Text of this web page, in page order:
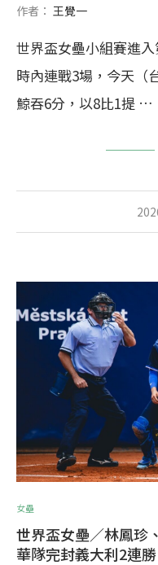
作者： 王覺一
世界盃女壘小組賽進
時內連戰3場，今天（
鯨吞6分，以8比1提 …
女壘
世界盃女壘／林鳳
華隊完封義大利2連勝